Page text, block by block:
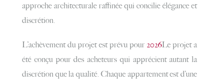
approche architecturale raffinée qui concilie élégance et
discrétion.
L’achèvement du projet est prévu pour 2026Le projet a
été conçu pour des acheteurs qui apprécient autant la
discrétion que la qualité. Chaque appartement est d’une